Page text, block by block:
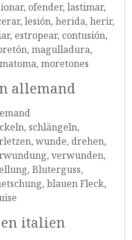
ofender, lastimar,
lesión, herida, herir,
estropear, contusión,
magulladura,
moretones
allemand
schlängeln,
wunde, drehen,
verwunden,
Bluterguss,
blauen Fleck,
italien